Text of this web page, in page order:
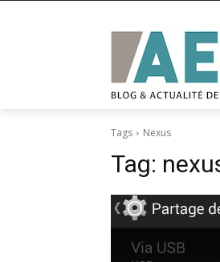
Tags Nexus
Tag: